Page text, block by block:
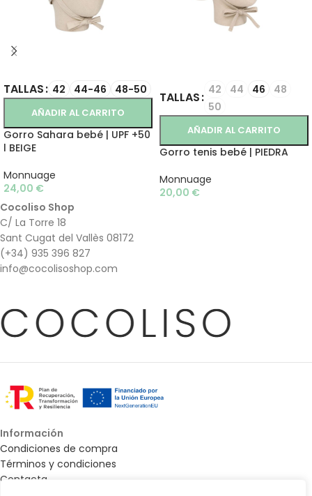
TALLAS 42 44-46 48-50
AÑADIR AL CARRITO
Gorro Sahara bebé | UPF +50
l BEIGE
Monnuage
24,00 €
TALLAS
42 44 46
48
50
AÑADIR AL CARRITO
Gorro tenis bebé | PIEDRA
Monnuage
20,00 €
Cocoliso Shop
C/ La Torre 18
Sant Cugat del Vallès 08172
(+34) 935 396 827
info@cocolisoshop.com
Información
Condiciones de compra
Términos y condiciones
Contacta